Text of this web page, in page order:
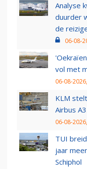
Analyse
duurder
de
06-08-
vol met
06-08-
KLM
Airbus
06-08-
TUI
jaar
Schiphol